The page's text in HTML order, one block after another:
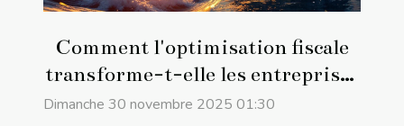
Comment l'optimisation fiscale
transforme-t-elle les entreprises
offshore ?
Dimanche 30 novembre 2025 01:30